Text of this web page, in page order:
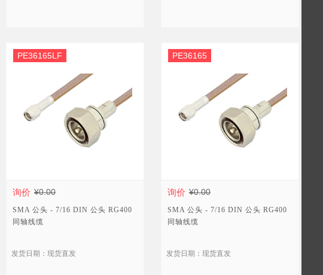
询价 ¥0.00
PE36165LF
SMA 公头 - 7/16 DIN 公头 RG400
同轴线缆
发货日期：现货直发
询价 ¥0.00
PE36165
SMA 公头 - 7/16 DIN 公头 RG400
同轴线缆
发货日期：现货直发